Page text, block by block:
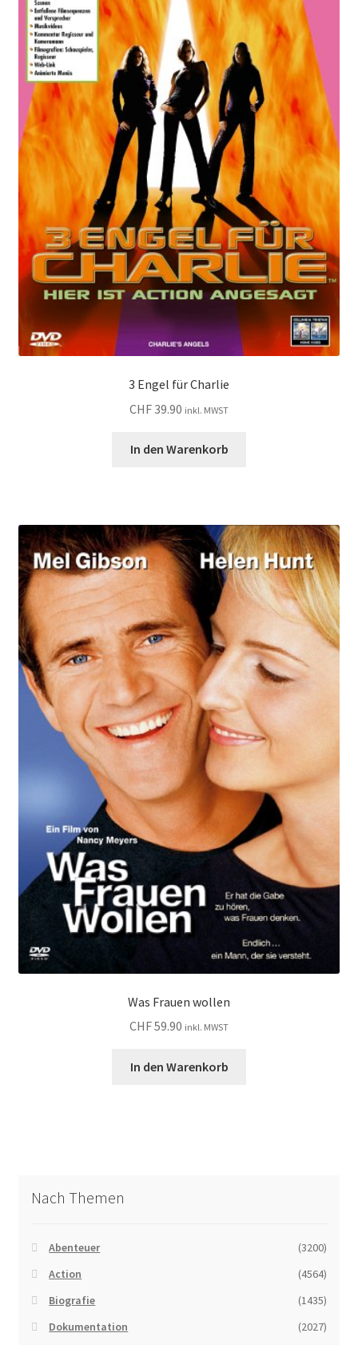
3 Engel für Charlie
CHF39.90 inkl. MWST
In den Warenkorb
Was Frauen wollen
CHF59.90 inkl. MWST
In den Warenkorb
Nach Themen
Abenteuer
(3200)
Action
(4564)
Biografie
(1435)
Dokumentation
(2027)